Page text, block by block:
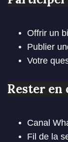
Offrir un
Publier
Votre
Rester en
Canal
Fil de la